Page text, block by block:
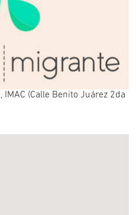
sept 2024
Insurgente (Juan Cordero
| Sep. 20: (Av. Negrete
| Sep. 21: Instituto
(Calle Benito Juárez 2da